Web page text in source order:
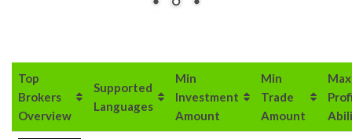
Top
Brokers
Overview
Supported
Languages
Min
Investment
Amount
Min
Trade
Amount
Max